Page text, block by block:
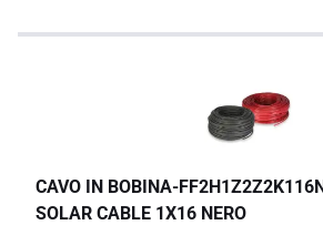
CAVO IN BOBINA-
SOLAR CABLE 1X16 NERO